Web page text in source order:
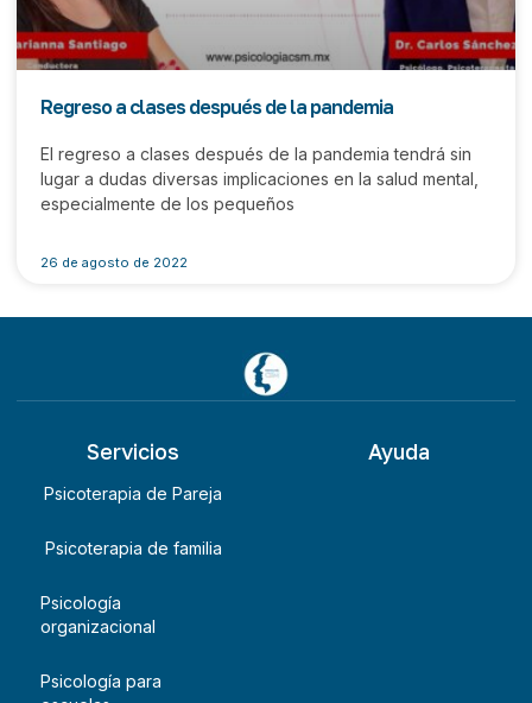
Regreso a clases después de la pandemia
El regreso a clases después de la pandemia tendrá sin
lugar a dudas diversas implicaciones en la salud mental,
especialmente de los pequeños
26 de agosto de 2022
Servicios
Psicoterapia de Pareja
Psicoterapia de familia
Psicología
organizacional
Psicología para
Ayuda